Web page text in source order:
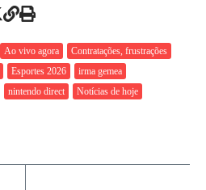
Ao vivo agora
Contratações, frustrações
Esportes 2026
irma gemea
nintendo direct
Notícias de hoje